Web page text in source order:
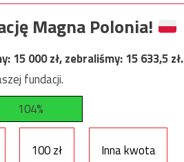
Magna Polonia!
15 000zł, zebraliśmy:15 633,5zł.
fundacji.
104%
100 zł
Inna kwota